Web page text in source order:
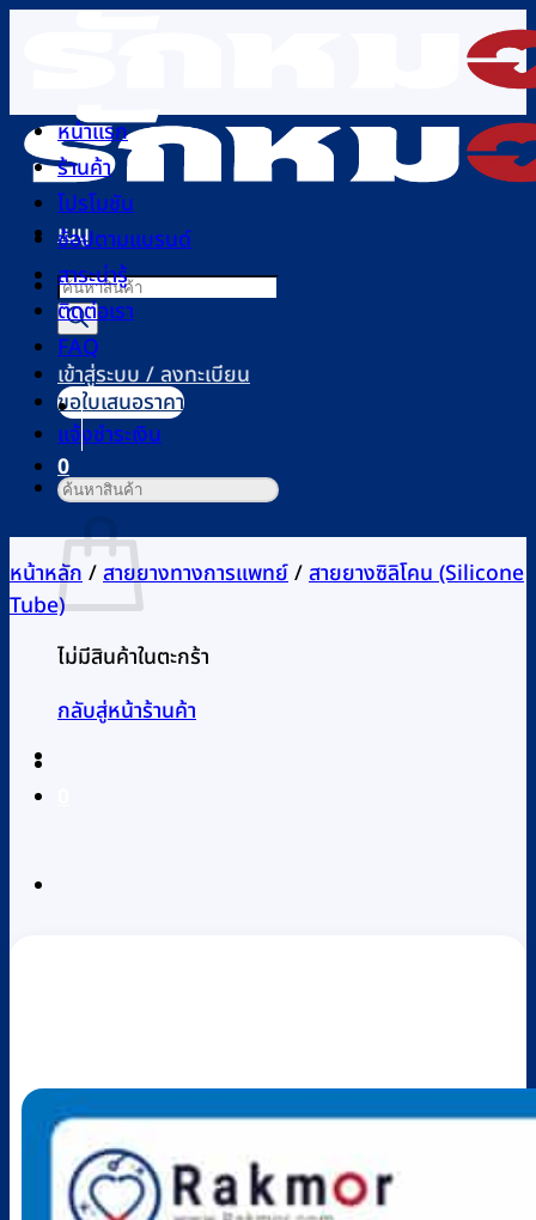
เนื้อหา
เมนู
Products
search
เข้าสู่ระบบ / ลงทะเบียน
0
ตะกร้าสินค้า
ไม่มีสินค้าในตะกร้า
กลับสู่หน้าร้านค้า
หน้าแรก
ร้านค้า
โปรโมชัน
ช้อปตามแบรนด์
สาระน่ารู้
ติดต่อเรา
FAQ
ขอใบเสนอราคา
แจ้งชำระเงิน
ค้นหา:
หน้าหลัก/สายยางทางการแพทย์/สายยางซิลิโคน (Silicone
Tube)